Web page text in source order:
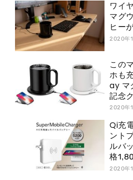
ワイ
マグ
ヒー
2020年
この
ホも
ay マ
記念
2020年
Qi充
ント
ルバ
格
2020年